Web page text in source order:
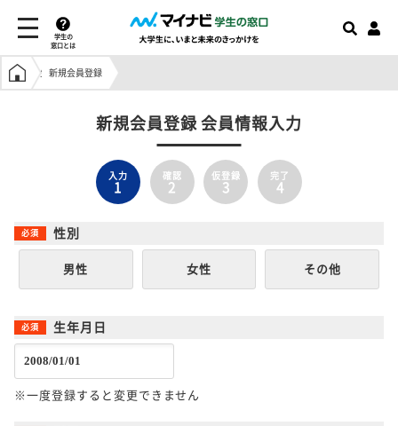
学生の
窓口とは
学生の窓口トップ
新規会員登録
新規会員登録 会員情報入力
入力
1
確認
2
仮登録
3
完了
4
性別
男性 女性 その他
生年月日
※一度登録すると変更できません